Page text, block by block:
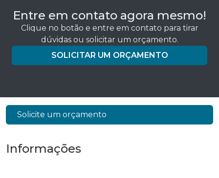
Entre em contato agora mesmo!
Clique no botão e entre em contato para tirar
dúvidas ou solicitar um orçamento.
SOLICITAR UM ORÇAMENTO
Solicite um orçamento
Informações